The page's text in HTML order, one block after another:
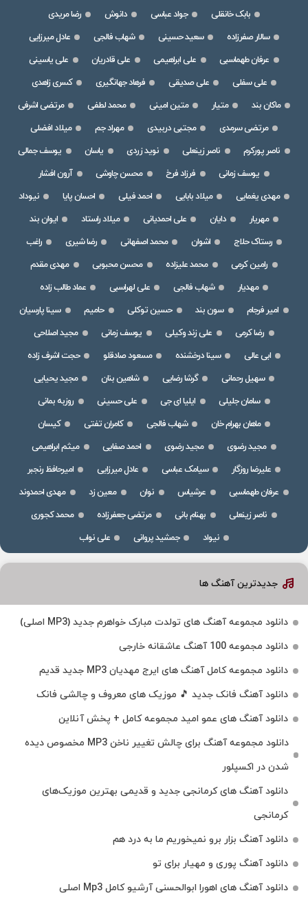
بابک خانقلی
جواد عباسی دانوش
رضا مریدی
سالار صفرزاده
سعید حسینی شهاب فالجی
عادل میرزایی
عرفان طهماسبی
علی ابراهیمی علی قادریان
علی یاسینی
علی سفلی
علی صدیقی فرهاد جهانگیری
کسری زاهدی
ماکان بند
متیار متین امینی محمد لطفی
مرتضی اشرفی
مرتضی سرمدی
مجتبی دربیدی مهراد جم
میلاد افضلی
ناصر پورکرم
ناصر زینعلی نوید زردی یاسان
یوسف جمالی
یوسف زمانی
فرزاد فرخ محسن چاوشی
آرون افشار
مهدی یغمایی
میلاد بابایی احمد فیلی احسان پایا
نیوداد
مهریار
دایان علی احمدیانی میلاد راستاد
ایوان بند
رستاک حلاج
اشوان محمد اصفهانی رضا شیری
راغب
رامین کرمی
محمد علیزاده محسن محبوبی
مهدی مقدم
مهدیار
شهاب فالجی علی لهراسبی
عماد طالب زاده
امیر فرجام
سون بند حسین توکلی حامیم
سینا پارسیان
رضا کرمی
علی زند وکیلی یوسف زمانی
مجید اصلاحی
ابی عالی
سینا درخشنده مسعود صادقلو
حجت اشرف زاده
سهیل رحمانی
گرشا رضایی شاهین بنان
مجید یحیایی
سامان جلیلی
ایلیا ای جی علی حسینی
روزبه بمانی
ماهان بهرام خان
شهاب فالجی کامران تفتی
کیسان
مجید رضوی
مجید رضوی احمد صفایی
میثم ابراهیمی
علیرضا روزگار
سیامک عباسی عادل میرزایی
امیرحافظ رنجبر
عرفان طهماسبی
عرشیاس نوان معین زد
مهدی احمدوند
ناصر زینعلی
بهنام بانی مرتضی جعفرزاده
محمد کجوری
نیواد
جمشید پروانی علی نواب
جدیدترین آهنگ ها
دانلود مجموعه آهنگ های تولدت مبارک خواهرم جدید (MP3 اصلی)
دانلود مجموعه 100 آهنگ عاشقانه خارجی
دانلود مجموعه کامل آهنگ های ایرج مهدیان MP3 جدید قدیم
دانلود آهنگ فانک جدید 🎵 موزیک‌ های معروف و چالشی فانک
دانلود آهنگ های عمو امید مجموعه کامل + پخش آنلاین
دانلود مجموعه آهنگ برای چالش تغییر ناخن MP3 مخصوص دیده
شدن در اکسپلور
دانلود آهنگ‌ های کرمانجی جدید و قدیمی بهترین موزیک‌های
کرمانجی
دانلود آهنگ بزار برو نمیخوریم ما به درد هم
دانلود آهنگ پوری و مهیار برای تو
دانلود آهنگ های اهورا ابوالحسنی آرشیو کامل Mp3 اصلی